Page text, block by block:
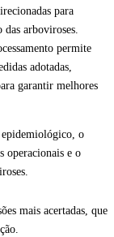
para
arboviroses.
permite
adotadas,
garantir melhores
epidemiológico, o
operacionais e o
mais acertadas, que